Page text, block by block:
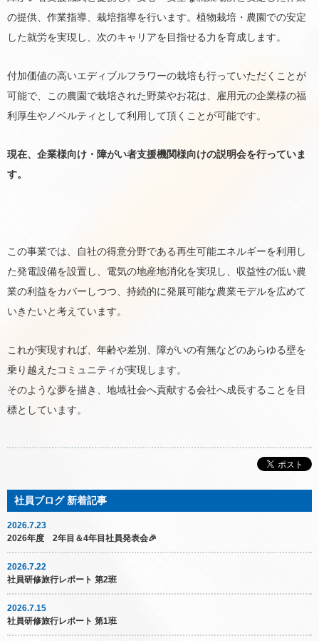
の提供、作業指導、栽培指導を行います。植物栽培・農園での安定
した就労を実現し、次のキャリアを目指せる力を育成します。
付加価値の高いエディブルフラワーの栽培も行っていただくことが
可能で、この農園で栽培された野菜やお花は、雇用元の企業様の福
利厚生やノベルティとして利用して頂くことが可能です。
現在、企業様向け・障がい者支援機関様向けの説明会を行っていま
す。
この事業では、自社の得意分野である再生可能エネルギーを利用し
た発電設備を設置し、電気の地産地消化を実現し、収益性の低い農
業の利益をカバーしつつ、持続的に発展可能な農業モデルを広めて
いきたいと考えています。
これが実現すれば、年齢や差別、障がいの有無などのあらゆる壁を
乗り越えたコミュニティが実現します。
そのような夢を描き、地域社会へ貢献する会社へ成長することを目
標としています。
2026.7.23
2026年度 2年目＆4年目社員発表会🎉
2026.7.22
社員研修旅行レポート 第2班
2026.7.15
社員研修旅行レポート 第1班